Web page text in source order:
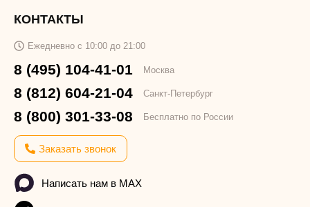
КОНТАКТЫ
Ежедневно с 10:00 до 21:00
8 (495) 104-41-01 Москва
8 (812) 604-21-04 Санкт-Петербург
8 (800) 301-33-08 Бесплатно по России
Заказать звонок
Написать нам в MAX